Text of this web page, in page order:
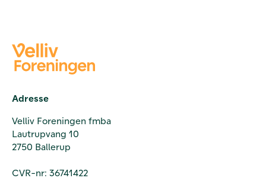
Adresse
Velliv Foreningen fmba
Lautrupvang 10
2750 Ballerup
CVR-nr: 36741422